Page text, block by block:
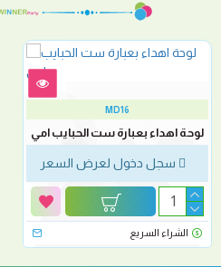
MD16
لوحة اهداء بعبارة ست الحبايب امي
سجل دخول لعرض السعر
الشراء السريع